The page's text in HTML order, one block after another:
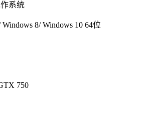
系统
8/ Windows 10 64位
750